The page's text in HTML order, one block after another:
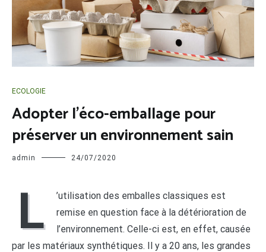
ECOLOGIE
Adopter l’éco-emballage pour
préserver un environnement sain
admin 24/07/2020
L
’utilisation des emballes classiques est
remise en question face à la détérioration de
l’environnement. Celle-ci est, en effet, causée
par les matériaux synthétiques. Il y a 20 ans, les grandes